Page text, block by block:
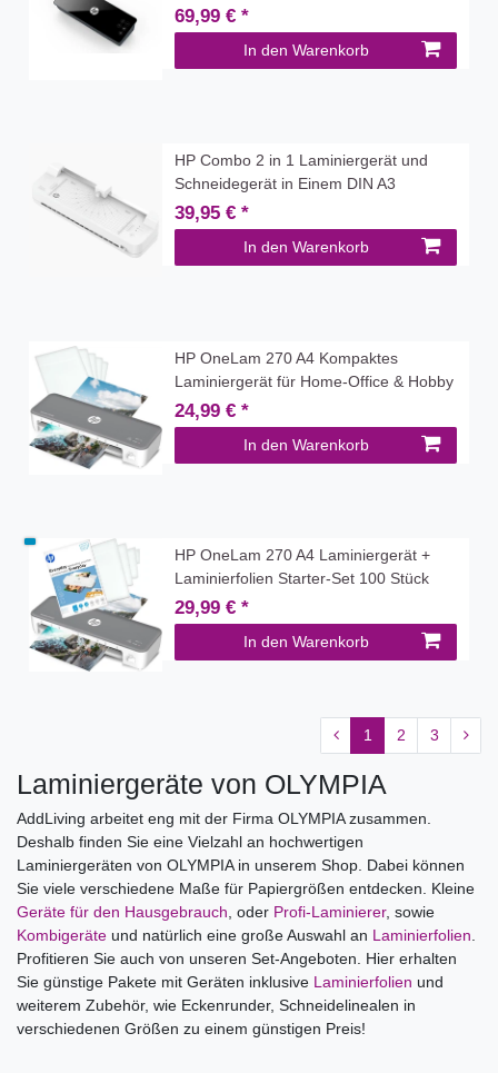
69,99 € *
In den Warenkorb
HP Combo 2 in 1 Laminiergerät und
Schneidegerät in Einem DIN A3
39,95 € *
In den Warenkorb
HP OneLam 270 A4 Kompaktes
Laminiergerät für Home-Office & Hobby
24,99 € *
In den Warenkorb
HP OneLam 270 A4 Laminiergerät +
Laminierfolien Starter-Set 100 Stück
29,99 € *
In den Warenkorb
1 2 3
Laminiergeräte von OLYMPIA
AddLiving arbeitet eng mit der Firma OLYMPIA zusammen.
Deshalb finden Sie eine Vielzahl an hochwertigen
Laminiergeräten von OLYMPIA in unserem Shop. Dabei können
Sie viele verschiedene Maße für Papiergrößen entdecken. Kleine
Geräte für den Hausgebrauch, oder Profi-Laminierer, sowie
Kombigeräte und natürlich eine große Auswahl an Laminierfolien.
Profitieren Sie auch von unseren Set-Angeboten. Hier erhalten
Sie günstige Pakete mit Geräten inklusive Laminierfolien und
weiterem Zubehör, wie Eckenrunder, Schneidelinealen in
verschiedenen Größen zu einem günstigen Preis!